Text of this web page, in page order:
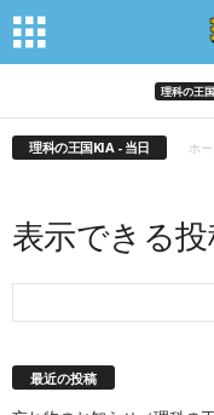
理科の王
理科の王国KIA - 当日 ホ
表示できる
最近の投稿